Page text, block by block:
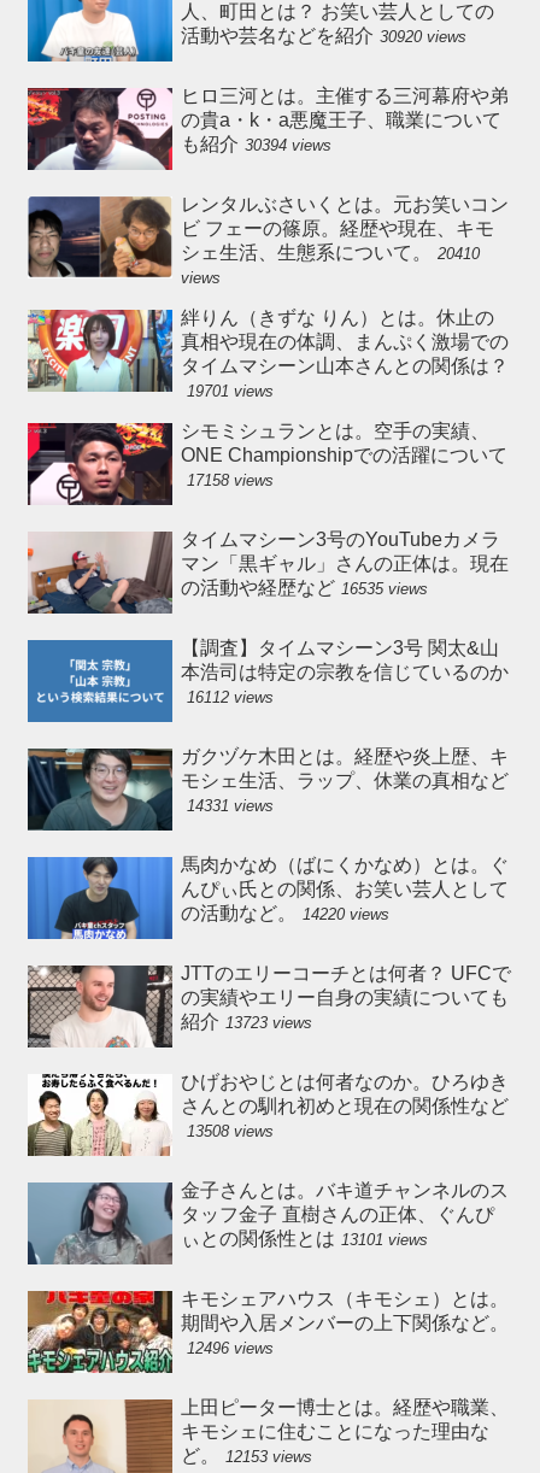
人、町田とは？ お笑い芸人としての
活動や芸名などを紹介 30920 views
ヒロ三河とは。主催する三河幕府や弟
の貴a・k・a悪魔王子、職業について
も紹介 30394 views
レンタルぶさいくとは。元お笑いコン
ビ フェーの篠原。経歴や現在、キモ
シェ生活、生態系について。
20410
views
絆りん（きずな りん）とは。休止の
真相や現在の体調、まんぷく激場での
タイムマシーン山本さんとの関係は？
19701 views
シモミシュランとは。空手の実績、
ONE Championshipでの活躍について
17158 views
タイムマシーン3号のYouTubeカメラ
マン「黒ギャル」さんの正体は。現在
の活動や経歴など 16535 views
【調査】タイムマシーン3号 関太&山
本浩司は特定の宗教を信じているのか
16112 views
ガクヅケ木田とは。経歴や炎上歴、キ
モシェ生活、ラップ、休業の真相など
14331 views
馬肉かなめ（ばにくかなめ）とは。ぐ
んぴぃ氏との関係、お笑い芸人として
の活動など。
14220 views
JTTのエリーコーチとは何者？ UFCで
の実績やエリー自身の実績についても
紹介 13723 views
ひげおやじとは何者なのか。ひろゆき
さんとの馴れ初めと現在の関係性など
13508 views
金子さんとは。バキ道チャンネルのス
タッフ金子 直樹さんの正体、ぐんぴ
ぃとの関係性とは 13101 views
キモシェアハウス（キモシェ）とは。
期間や入居メンバーの上下関係など。
12496 views
上田ピーター博士とは。経歴や職業、
キモシェに住むことになった理由な
ど。
12153 views